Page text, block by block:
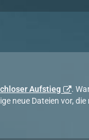
Aufstieg
.
neue Dateien vor,